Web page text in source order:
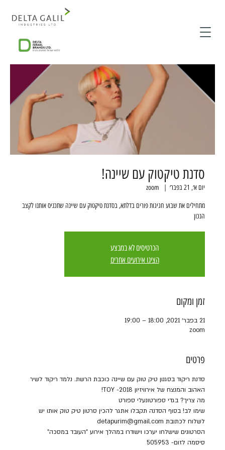
סדנת טיקטוק עם שיינה!
יום א׳, 21 בפבר׳
  |
מתחילים את שבוע חגיגות פורים בדלתא, בסדנת טיקטוק עם שיינה שתכניס אותנו לקצב
הנכון
הכרטיסים לא במבצע
הציגו אירועים אחרים
זמן ומקום
21 בפבר׳ 2021, 18:00 – 19:00
zoom
פרטים
סדנת ריקוד בסגנון טיק טוק עם שיינה כוכבת הרשת. נלמד ריקוד לשיר
האהוב והמנצח של אירוויזיון 2018- TOY!
מה צריך? בגדי ספורטונעלי ספורט
שימו לב! בסוף הסדנה תקבלו אתגר להכין סרטון טיק טוק אותו יש
לשלוח לכתובת detapurim@gmail.com
הסרטונים שישלחו יערכו וישודרו במהלך אירוע "העובד במסכה"
סיסמה לזום- 505953